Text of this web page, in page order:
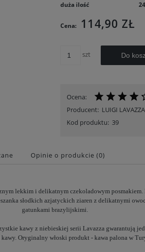
duża ilość
Cena: 114,90 ZŁ
szt Do
Ocena:
Producent: LUIGI
Kod produktu: 39
Opinie o produkcie (0)
lekkim i delikatnym czekoladowym posmakiem.
słodkich azjatyckich ziaren z delikatnymi
gatunkami brazylijskimi.
kawy z niebieskiej serii Lavazza gwarantują
Oryginalny włoski produkt - kawa palona w